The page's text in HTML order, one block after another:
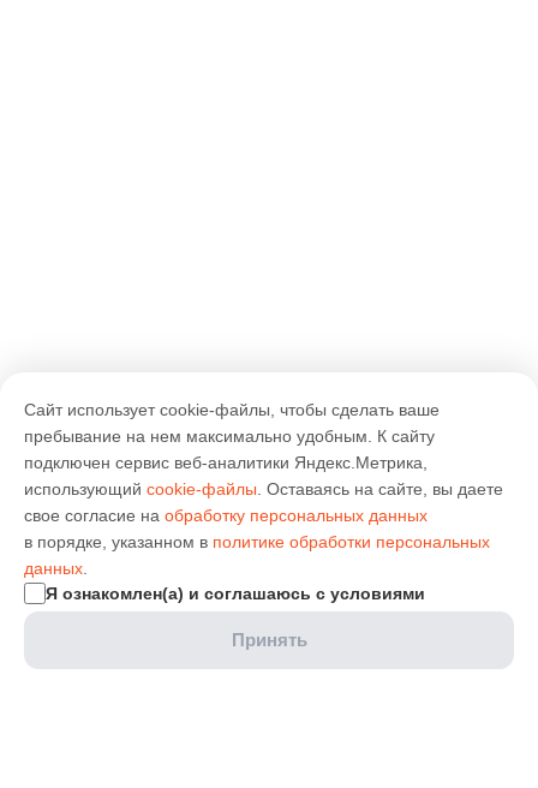
Сайт использует cookie-файлы, чтобы сделать ваше
пребывание на нем максимально удобным. К cайту
подключен сервис веб-аналитики Яндекс.Метрика,
использующий cookie-файлы . Оставаясь на сайте, вы даете
свое согласие на обработку персональных данных
в порядке, указанном в политике обработки персональных
данных
Я ознакомлен(а) и соглашаюсь с условиями
Принять